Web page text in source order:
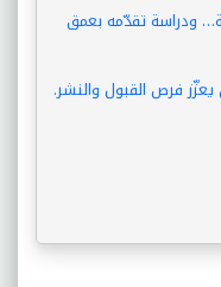
ودراسة تقدّمه بعمق
فرص القبول والنشر.